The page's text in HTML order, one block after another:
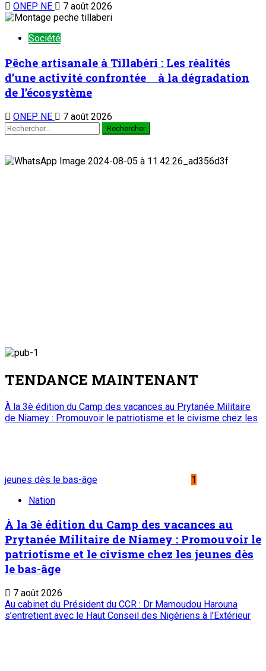
ONEP NE 7 août 2026
Société
Pêche artisanale à Tillabéri : Les réalités
d’une activité confrontée à la dégradation
de l’écosystème
ONEP NE 7 août 2026
TENDANCE MAINTENANT
À la 3è édition du Camp des vacances au Prytanée Militaire
de Niamey : Promouvoir le patriotisme et le civisme chez les
jeunes dès le bas-âge
1
Nation
À la 3è édition du Camp des vacances au
Prytanée Militaire de Niamey : Promouvoir le
patriotisme et le civisme chez les jeunes dès
le bas-âge
7 août 2026
Au cabinet du Président du CCR : Dr Mamoudou Harouna
s’entretient avec le Haut Conseil des Nigériens à l’Extérieur